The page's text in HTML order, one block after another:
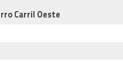
Carril Oeste